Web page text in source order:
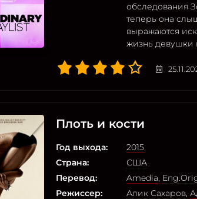
обследования
теперь она
выражаются
жизнь девушки
Плоть и кости
Год выхода:
2015
Страна:
США
Перевод:
Amedia,
Режиссер:
Алик Сахаров,